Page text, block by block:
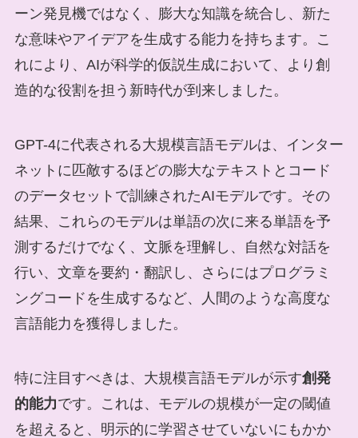
ーン発見機ではなく、膨大な知識を統合し、新た
な意味やアイデアを生成する能力を持ちます。こ
れにより、AIが科学的仮説生成において、より創
造的な役割を担う新時代が到来しました。
GPT-4に代表される大規模言語モデルは、インター
ネットに匹敵するほどの膨大なテキストとコード
のデータセットで訓練されたAIモデルです。その
結果、これらのモデルは単語の次に来る単語を予
測するだけでなく、文脈を理解し、自然な対話を
行い、文章を要約・翻訳し、さらにはプログラミ
ングコードを生成するなど、人間のような高度な
言語能力を獲得しました。
特に注目すべきは、大規模言語モデルが示す創発
的能力です。これは、モデルの規模が一定の閾値
を超えると、明示的に学習させていないにもかか